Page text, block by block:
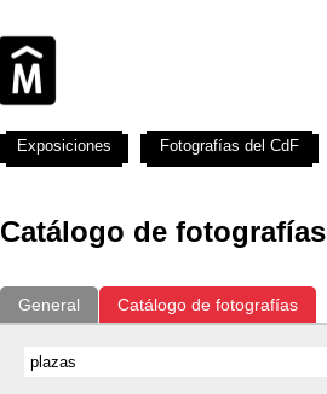
Catálogo de fotografías
General Catálogo de fotografías
Exposiciones Fotografías del CdF